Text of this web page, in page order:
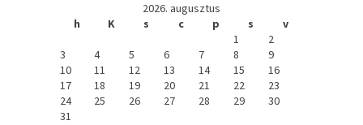
2026. augusztus
h
K s c p s
v
1
2
3
4 5 6 7 8
9
10
11 12 13 14 15
16
17
18 19 20 21 22
23
24
25 26 27 28 29
30
31